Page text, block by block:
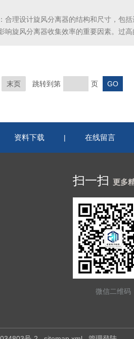
理设计旋风分离器的结构和尺寸，包
旋风分离器收集效率的重要因素。过高
末页 跳转到第 页
资料下载 | 在线留言
扫一扫 更多
微信二维码